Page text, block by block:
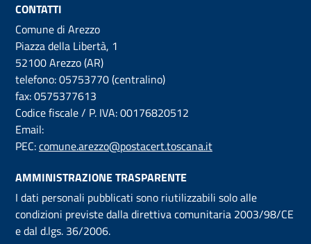
CONTATTI
Comune di Arezzo
Piazza della Libertà, 1
52100 Arezzo (AR)
telefono: 05753770 (centralino)
fax: 0575377613
Codice fiscale / P. IVA: 00176820512
Email:
PEC:comune.arezzo@postacert.toscana.it
AMMINISTRAZIONE TRASPARENTE
I dati personali pubblicati sono riutilizzabili solo alle
condizioni previste dalla direttiva comunitaria 2003/98/CE
e dal d.lgs. 36/2006.